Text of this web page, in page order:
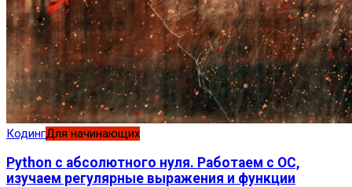
КодингДля начинающих
Python с абсолютного нуля. Работаем с ОС,
изучаем регулярные выражения и функции